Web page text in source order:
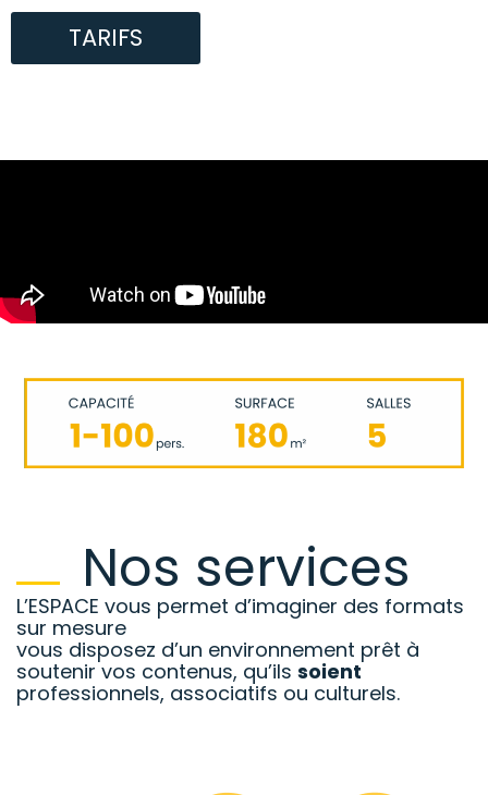
TARIFS
Nos services
L’ESPACE vous permet d’imaginer des formats
sur mesure
vous disposez d’un environnement prêt à
soutenir vos contenus, qu’ils soient
professionnels, associatifs ou culturels.